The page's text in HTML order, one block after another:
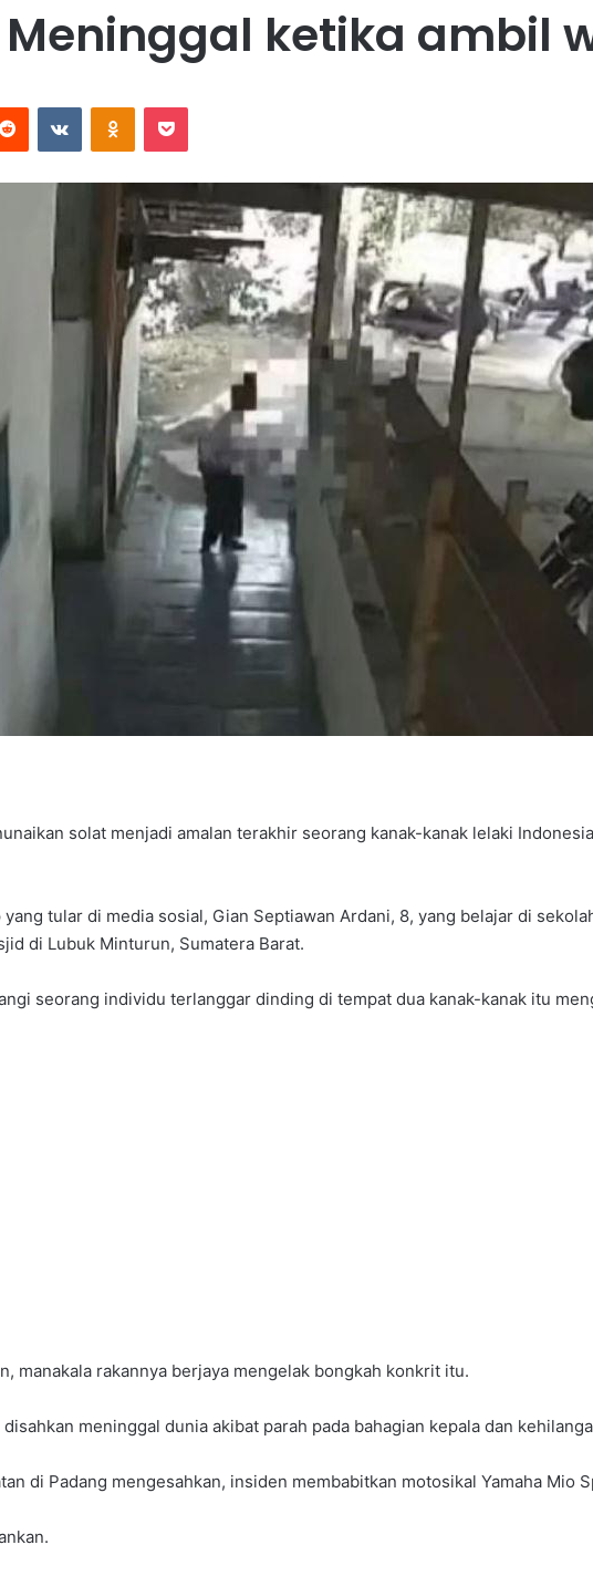
Meninggal ketika ambil
solat menjadi amalan terakhir seorang kanak-kanak lelaki
tular di media sosial, Gian Septiawan Ardani, 8, yang belajar di
di Lubuk Minturun, Sumatera Barat.
seorang individu terlanggar dinding di tempat dua kanak-kanak itu
manakala rakannya berjaya mengelak bongkah konkrit itu.
meninggal dunia akibat parah pada bahagian kepala dan
di Padang mengesahkan, insiden membabitkan motosikal Yamaha Mio